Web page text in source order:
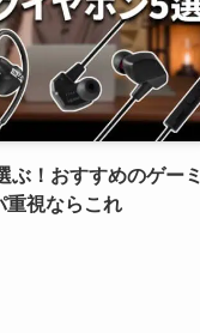
ぶ！おすすめのゲーミ
重視ならこれ